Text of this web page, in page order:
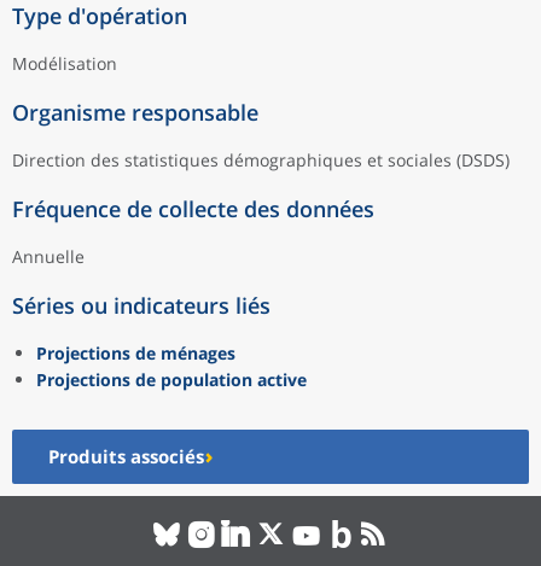
Type d'opération
Modélisation
Organisme responsable
Direction des statistiques démographiques et sociales (DSDS)
Fréquence de collecte des données
Annuelle
Séries ou indicateurs liés
Projections de ménages
Projections de population active
Produits associés